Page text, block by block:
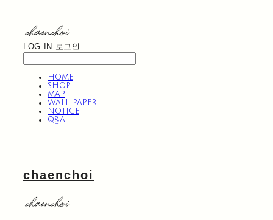
LOG IN 로그인
HOME
SHOP
MAP
WALL PAPER
NOTICE
Q&A
chaenchoi